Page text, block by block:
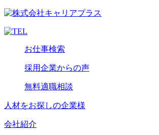
お仕事検索
採用企業からの声
無料適職相談
人材をお探しの企業様
会社紹介